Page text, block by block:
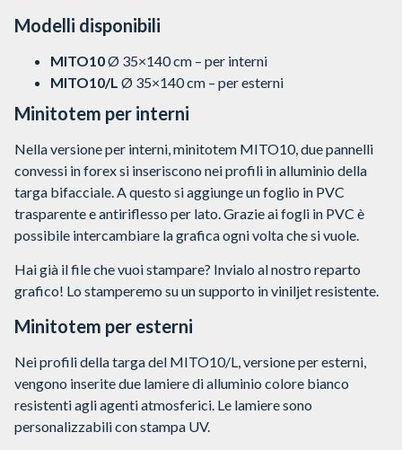
Modelli disponibili
MITO10Ø 35×140 cm – per interni
MITO10/L Ø 35×140 cm – per esterni
Minitotem per interni
Nella versione per interni, minitotem MITO10, due pannelli
convessi in forex si inseriscono nei profili in alluminio della
targa bifacciale. A questo si aggiunge un foglio in PVC
trasparente e antiriflesso per lato. Grazie ai fogli in PVC è
possibile intercambiare la grafica ogni volta che si vuole.
Hai già il file che vuoi stampare? Invialo al nostro reparto
grafico! Lo stamperemo su un supporto in viniljet resistente.
Minitotem per esterni
Nei profili della targa del MITO10/L, versione per esterni,
vengono inserite due lamiere di alluminio colore bianco
resistenti agli agenti atmosferici. Le lamiere sono
personalizzabili con stampa UV.